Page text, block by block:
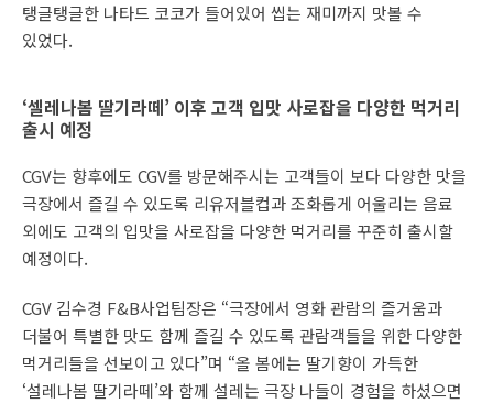
탱글탱글한 나타드 코코가 들어있어 씹는 재미까지 맛볼 수
있었다.
‘셀레나봄 딸기라떼’ 이후 고객 입맛 사로잡을 다양한 먹거리
출시 예정
CGV는 향후에도 CGV를 방문해주시는 고객들이 보다 다양한 맛을
극장에서 즐길 수 있도록 리유저블컵과 조화롭게 어울리는 음료
외에도 고객의 입맛을 사로잡을 다양한 먹거리를 꾸준히 출시할
예정이다.
CGV 김수경 F&B사업팀장은 “극장에서 영화 관람의 즐거움과
더불어 특별한 맛도 함께 즐길 수 있도록 관람객들을 위한 다양한
먹거리들을 선보이고 있다”며 “올 봄에는 딸기향이 가득한
‘설레나봄 딸기라떼’와 함께 설레는 극장 나들이 경험을 하셨으면